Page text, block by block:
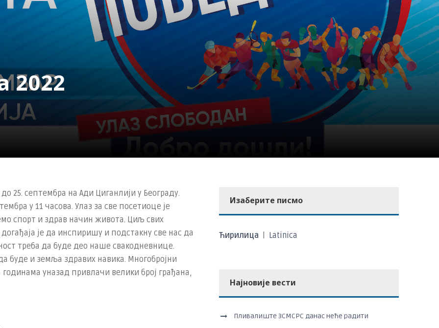
2022
25. септембра на Ади Циганлији у Београду.
у 11 часова. Улаз за све посетиоце је
спорт и здрав начин живота. Циљ свих
је да инспиришу и подстакну све нас да
треба да буде део наше свакодневнице.
буде и земља здравих навика. Многобројни
уназад привлачи велики број грађана,
Изаберите писмо
Ћирилица Latinica
Најновије вести
Пливалиште ЗСМСРС данас неће радити